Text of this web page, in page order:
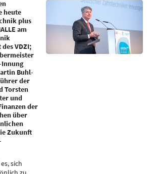
heute
plus
am
VDZI;
Buhl-
der
Torsten
und
der
über
Zukunft
sich